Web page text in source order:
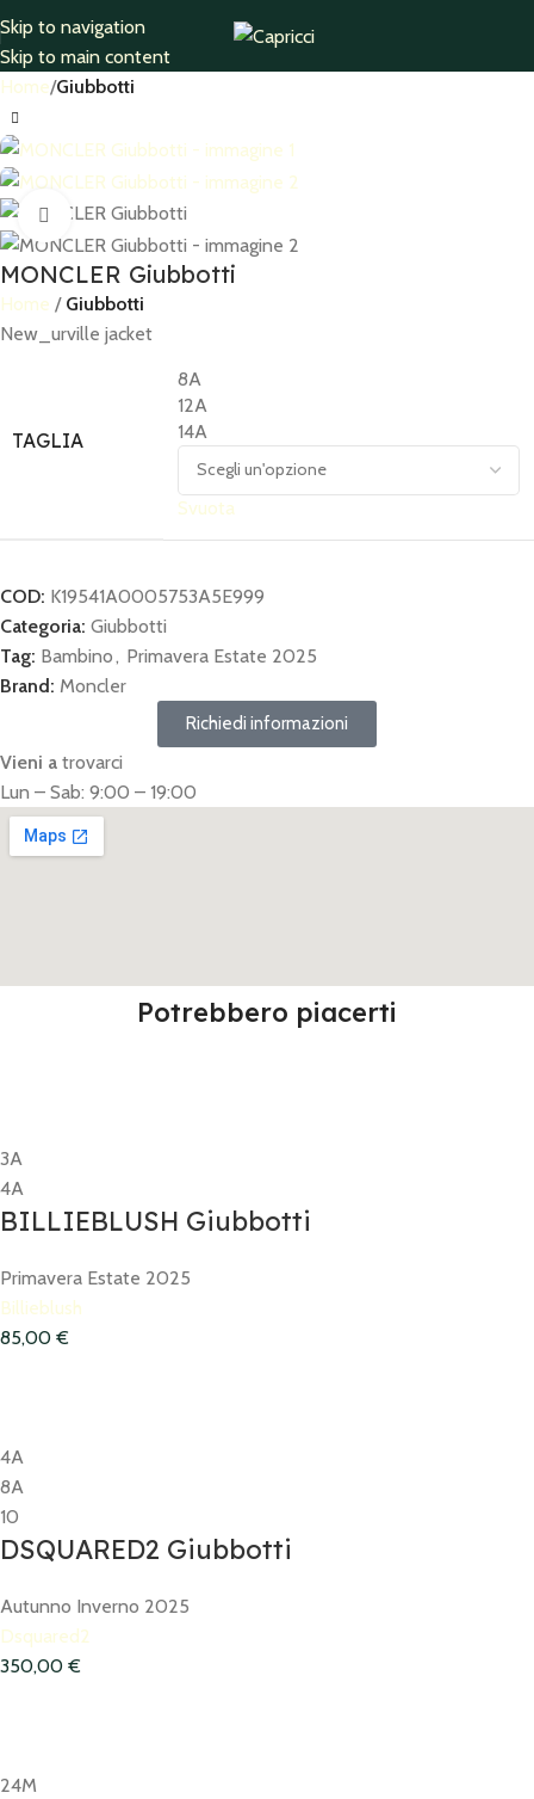
Skip to navigation
Skip to main content
Home Giubbotti
Click to enlarge
MONCLER Giubbotti
Home
Giubbotti
New_urville jacket
TAGLIA
8A
12A
14A
Svuota
COD: K19541A0005753A5E999
Categoria: Giubbotti
Tag: Bambino, Primavera Estate 2025
Brand: Moncler
Richiedi informazioni
Vieni a trovarci
Lun – Sab: 9:00 – 19:00
Potrebbero piacerti
3A
4A
BILLIEBLUSH Giubbotti
Primavera Estate 2025
Billieblush
85,00 €
4A
8A
10
DSQUARED2 Giubbotti
Autunno Inverno 2025
Dsquared2
350,00 €
24M